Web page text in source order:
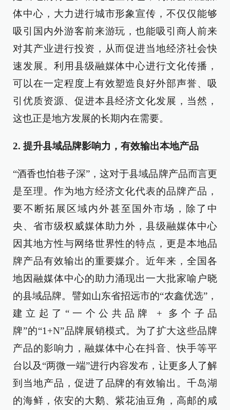
体中心，大力进行城市形象宣传，不仅仅能够
吸引国内外游客前来游玩，也能吸引商人前来
对其产业进行投资，从而促进当地经济社会快
速发展。利用县级融媒体中心进行文化传播，
可以在一定程度上有效塑造良好外部声誉、吸
引优质资源、促进本县经济文化发展，当然，
这也正是地方发展的长期内在需要。
2. 提升县域品牌影响力，有效输出本地产品
“酒香也怕巷子深”，这对于县域品牌产品而言更
是至理。作为地方经济文化代表的品牌产品，
要不断拓展区域内外甚至国外市场，除了中
央、省市级权威媒体助力外，县级融媒体中心
因其地方性与网络世界性的特点，更是本地品
牌产品有效输出的重要媒介。近年来，全国各
地因融媒体中心的助力涌现出一大批家喻户晓
的县域品牌。譬如山东省招远市的“农鑫优选”，
建立起了“一个公共品牌 + 多个子品
牌”的“1+N”品牌展销模式。为了扩大这些品牌
产品的影响力，融媒体中心在抖音、快手等平
台以及“两微一端”进行内容发布，让更多人了解
到当地产品，促进了品牌的有效输出。千岛湖
的海鲜，依安的大鹅、紫花油豆角，高邮的咸